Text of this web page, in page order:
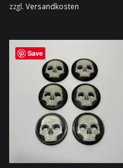
zzgl. Versandkosten
Save